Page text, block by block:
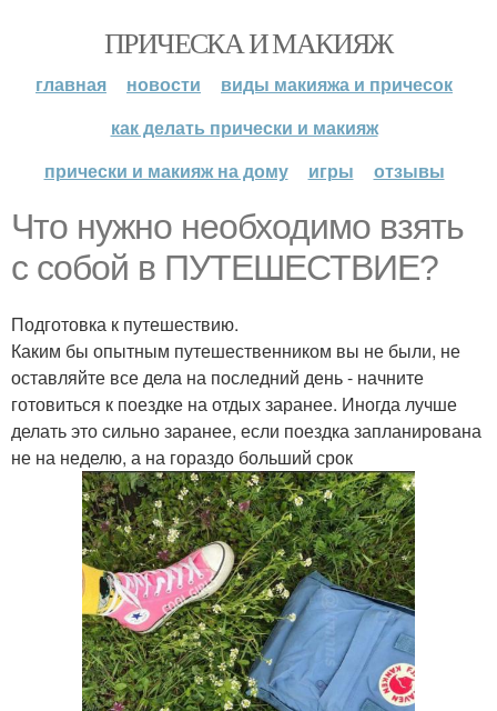
ПРИЧЕСКА И МАКИЯЖ
главная новости
виды макияжа и причесок
как делать прически и макияж
прически и макияж на дому
игры отзывы
Что нужно необходимо взять
с собой в ПУТЕШЕСТВИЕ?
Подготовка к путешествию.
Каким бы опытным путешественником вы не были, не
оставляйте все дела на последний день - начните
готовиться к поездке на отдых заранее. Иногда лучше
делать это сильно заранее, если поездка запланирована
не на неделю, а на гораздо больший срок